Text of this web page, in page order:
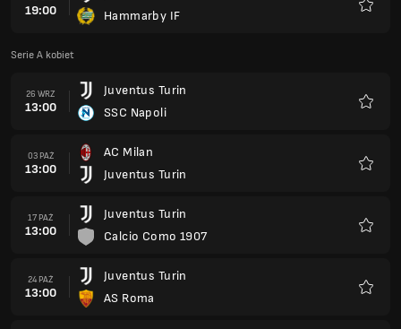
19:00
Hammarby IF
Serie A kobiet
26 WRZ
13:00
Juventus Turin
SSC Napoli
03 PAŹ
13:00
AC Milan
Juventus Turin
17 PAŹ
13:00
Juventus Turin
Calcio Como 1907
24 PAŹ
13:00
Juventus Turin
AS Roma